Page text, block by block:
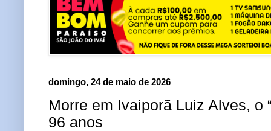
domingo, 24 de maio de 2026
Morre em Ivaiporã Luiz Alves, o
96 anos